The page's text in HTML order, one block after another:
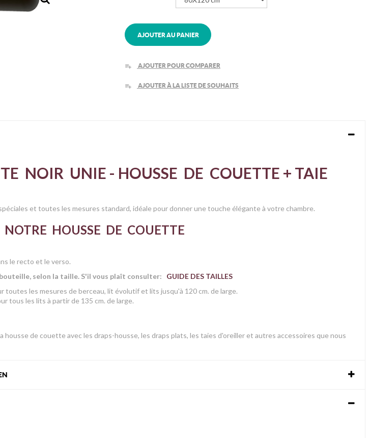
AJOUTER AU PANIER
playlist_add AJOUTER POUR COMPARER
playlist_add AJOUTER À LA LISTE DE SOUHAITS
NOIR UNIE - HOUSSE DE COUETTE + TAIE
et toutes les mesures standard, idéale pour donner une touche élégante à votre chambre.
HOUSSE DE COUETTE
le recto et le verso.
selon la taille. S'il vous plaît consulter:
GUIDE DES TAILLES
toutes les mesures de berceau, lit évolutif et lits jusqu'à 120 cm. de large.
tous les lits à partir de 135 cm. de large.
housse de couette avec les draps-housse, les draps plats, les taies d'oreiller et autres accessoires que nous